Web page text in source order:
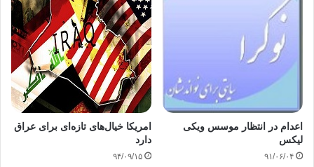
http://www.iqna.ir/fa/News/3389410
آمریکا کودک ساعت ساز
کپی آدرس
اعدام در انتظار موسس ویکی
لیکس
۹۱/۰۶/۰۴
امریکا خیال‌های تازه‌ای برای عراق
دارد
۹۴/۰۹/۱۵